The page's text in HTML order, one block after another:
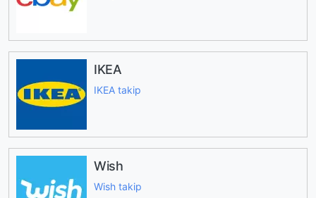
IKEA
IKEA takip
Wish
Wish takip